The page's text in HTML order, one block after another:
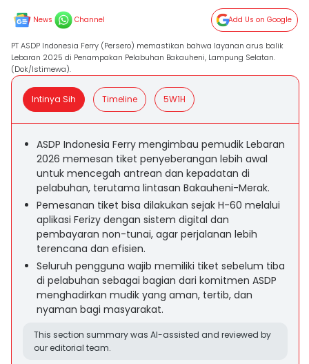
News Channel Add Us on Google
PT ASDP Indonesia Ferry (Persero) memastikan bahwa layanan arus balik
Lebaran 2025 di Penampakan Pelabuhan Bakauheni, Lampung Selatan.
(Dok/Istimewa).
Intinya Sih Timeline 5W1H
ASDP Indonesia Ferry mengimbau pemudik Lebaran
2026 memesan tiket penyeberangan lebih awal
untuk mencegah antrean dan kepadatan di
pelabuhan, terutama lintasan Bakauheni-Merak.
Pemesanan tiket bisa dilakukan sejak H-60 melalui
aplikasi Ferizy dengan sistem digital dan
pembayaran non-tunai, agar perjalanan lebih
terencana dan efisien.
Seluruh pengguna wajib memiliki tiket sebelum tiba
di pelabuhan sebagai bagian dari komitmen ASDP
menghadirkan mudik yang aman, tertib, dan
nyaman bagi masyarakat.
This section summary was AI-assisted and reviewed by
our editorial team.